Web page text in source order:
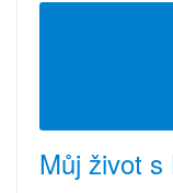
Můj život s